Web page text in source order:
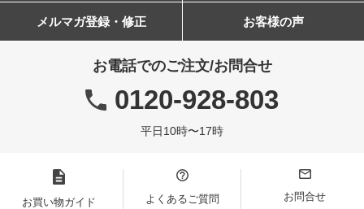
メルマガ登録・修正 お客様の声
お電話でのご注文/お問合せ
0120-928-803
平日10時〜17時
お買い物ガイド よくあるご質問 お問合せ